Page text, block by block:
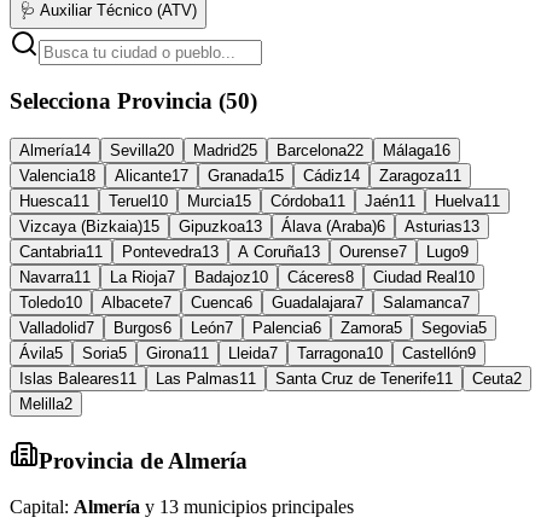
🩺 Auxiliar Técnico (ATV)
Selecciona Provincia (50)
Almería14 Sevilla20 Madrid25 Barcelona22 Málaga16
Valencia18 Alicante17 Granada15 Cádiz14 Zaragoza11
Huesca11 Teruel 10 Murcia15 Córdoba11 Jaén11 Huelva11
Vizcaya (Bizkaia)15 Gipuzkoa13 Álava (Araba)6 Asturias13
Cantabria11 Pontevedra13 A Coruña13 Ourense7 Lugo9
Navarra11 La Rioja7 Badajoz10 Cáceres8 Ciudad Real 10
Toledo10 Albacete7 Cuenca6 Guadalajara7 Salamanca7
Valladolid7 Burgos6 León7 Palencia6 Zamora5 Segovia5
Ávila5 Soria5 Girona11 Lleida7 Tarragona10 Castellón9
Islas Baleares11 Las Palmas11 Santa Cruz de Tenerife11 Ceuta2
Melilla2
Provincia de Almería
Capital: Almería y 13 municipios principales